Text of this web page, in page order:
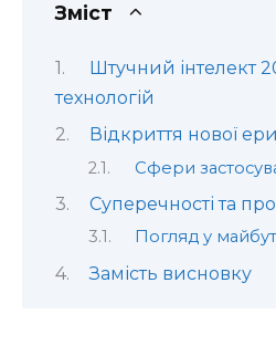
Зміст
Штучний інтелект
технологій
Відкриття нової ери
Сфери
Суперечності та
Погляд у
Замість висновку